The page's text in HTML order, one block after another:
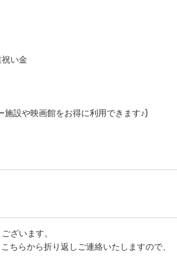
い金
設や映画館をお得に利用できます♪)
ざいます。
ちらから折り返しご連絡いたしますので、